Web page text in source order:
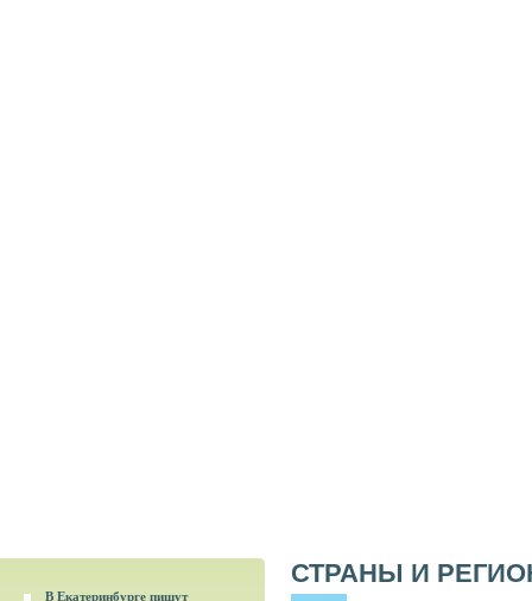
В Екатеринбурге пишут
СТРАНЫ И